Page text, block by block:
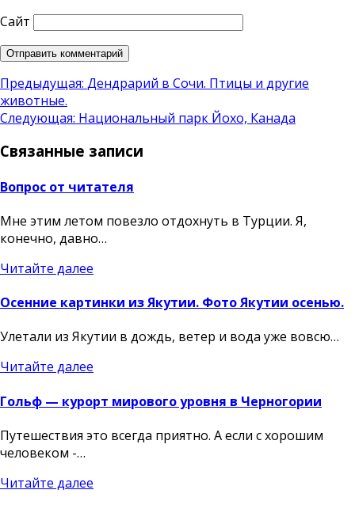
Сайт
Навигация
по
Предыдущая: Дендрарий в Сочи. Птицы и другие
животные.
Следующая: Национальный парк Йохо, Канада
Связанные записи
Вопрос от читателя
Мне этим летом повезло отдохнуть в Турции. Я,
конечно, давно…
Читайте далее
Осенние картинки из Якутии. Фото Якутии осенью.
Улетали из Якутии в дождь, ветер и вода уже вовсю…
Читайте далее
Гольф — курорт мирового уровня в Черногории
Путешествия это всегда приятно. А если с хорошим
человеком -…
Читайте далее